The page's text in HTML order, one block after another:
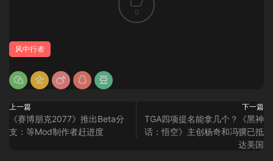
0
风中行者
上一篇
《赛博朋克2077》推出Beta分
支：等Mod制作者赶进度
下一篇
TGA四项提名能拿几个？《黑神
话：悟空》主创杨奇和冯骥已抵
达美国